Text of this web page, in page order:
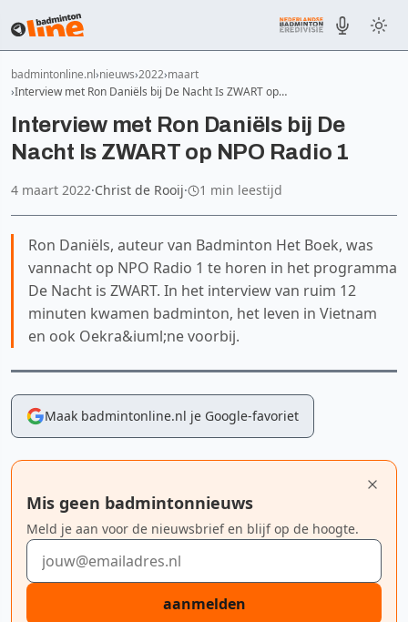
badmintonline.nl nieuws 2022 maart
Interview met Ron Daniëls bij De Nacht Is ZWART op…
Interview met Ron Daniëls bij De
Nacht Is ZWART op NPO Radio 1
4 maart 2022·Christ de Rooij· 1 min leestijd
Ron Daniëls, auteur van Badminton Het Boek, was
vannacht op NPO Radio 1 te horen in het programma
De Nacht is ZWART. In het interview van ruim 12
minuten kwamen badminton, het leven in Vietnam
en ook Oekra&iuml;ne voorbij.
Maak badmintonline.nl je Google-favoriet
Mis geen badmintonnieuws
Meld je aan voor de nieuwsbrief en blijf op de hoogte.
E-mailadres
aanmelden